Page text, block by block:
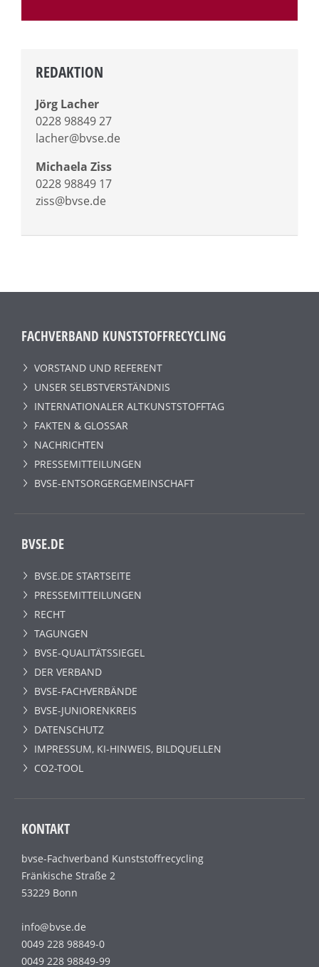
REDAKTION
Jörg Lacher
0228 98849 27
lacher@bvse.de
Michaela Ziss
0228 98849 17
ziss@bvse.de
FACHVERBAND KUNSTSTOFFRECYCLING
VORSTAND UND REFERENT
UNSER SELBSTVERSTÄNDNIS
INTERNATIONALER ALTKUNSTSTOFFTAG
FAKTEN & GLOSSAR
NACHRICHTEN
PRESSEMITTEILUNGEN
BVSE-ENTSORGERGEMEINSCHAFT
BVSE.DE
BVSE.DE STARTSEITE
PRESSEMITTEILUNGEN
RECHT
TAGUNGEN
BVSE-QUALITÄTSSIEGEL
DER VERBAND
BVSE-FACHVERBÄNDE
BVSE-JUNIORENKREIS
DATENSCHUTZ
IMPRESSUM, KI-HINWEIS, BILDQUELLEN
CO2-TOOL
KONTAKT
bvse-Fachverband Kunststoffrecycling
Fränkische Straße 2
53229 Bonn
info@bvse.de
0049 228 98849-0
0049 228 98849-99